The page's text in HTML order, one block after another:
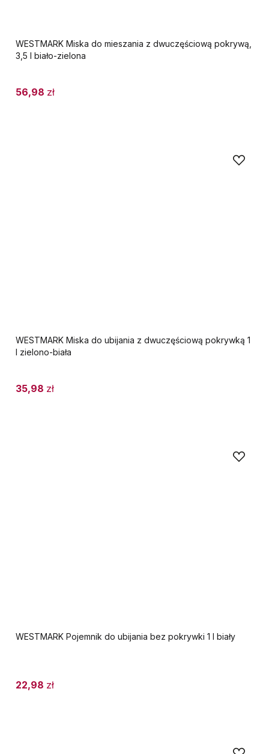
WESTMARK Miska do mieszania z dwuczęściową pokrywą,
3,5 l biało-zielona
56,98 zł
WESTMARK Miska do ubijania z dwuczęściową pokrywką 1
l zielono-biała
35,98 zł
WESTMARK Pojemnik do ubijania bez pokrywki 1 l biały
22,98 zł